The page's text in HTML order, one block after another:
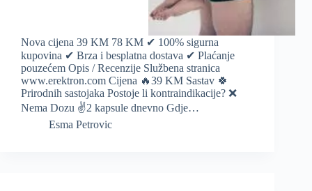
Nova cijena 39 KM 78 KM ✔ 100% sigurna
kupovina ✔ Brza i besplatna dostava ✔ Plaćanje
pouzećem Opis / Recenzije Službena stranica
www.erektron.com Cijena 🔥39 KM Sastav 🍀
Prirodnih sastojaka Postoje li kontraindikacije? ❌
Nema Dozu ✌️2 kapsule dnevno Gdje…
Esma Petrovic